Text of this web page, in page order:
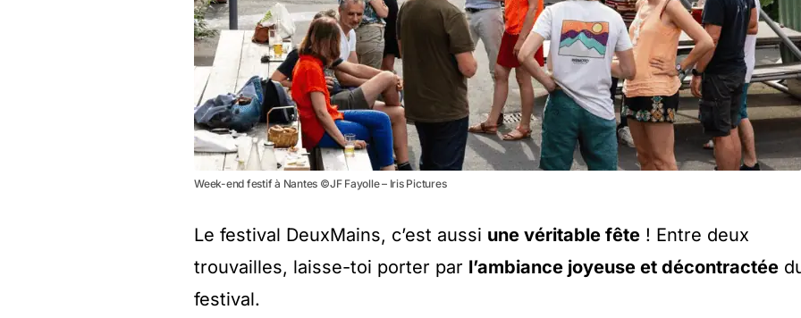
Week-end festif à Nantes ©JF Fayolle – Iris Pictures
Le festival DeuxMains, c’est aussi une véritable fête ! Entre deux
trouvailles, laisse-toi porter par l’ambiance joyeuse et décontractée
festival.